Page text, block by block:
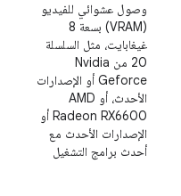
وصول عشوائي للفيديو
(VRAM) بسعة 8
غيغابايت، مثل السلسلة
20 من Nvidia
Geforce أو الإصدارات
الأحدث، أو AMD
Radeon RX6600 أو
الإصدارات الأحدث مع
أحدث برامج التشغيل